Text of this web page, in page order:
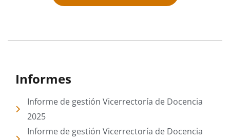
Informes
Informe de gestión Vicerrectoría de Docencia
2025
Informe de gestión Vicerrectoría de Docencia